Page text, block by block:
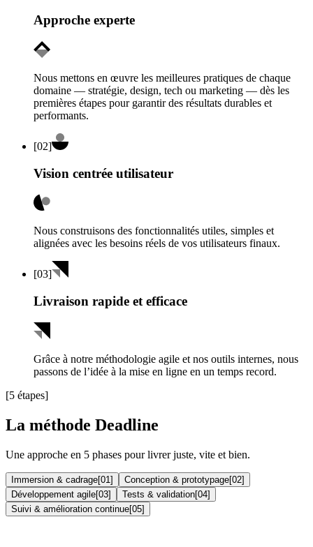
Approche experte
Nous mettons en œuvre les meilleures pratiques de chaque
domaine — stratégie, design, tech ou marketing — dès les
premières étapes pour garantir des résultats durables et
performants.
[02]
Vision centrée utilisateur
Nous construisons des fonctionnalités utiles, simples et
alignées avec les besoins réels de vos utilisateurs finaux.
[03]
Livraison rapide et efficace
Grâce à notre méthodologie agile et nos outils internes, nous
passons de l’idée à la mise en ligne en un temps record.
[5 étapes]
La méthode Deadline
Une approche en 5 phases pour livrer juste, vite et bien.
Immersion & cadrage[01] Conception & prototypage[02]
Développement agile[03] Tests & validation[04]
Suivi & amélioration continue[05]